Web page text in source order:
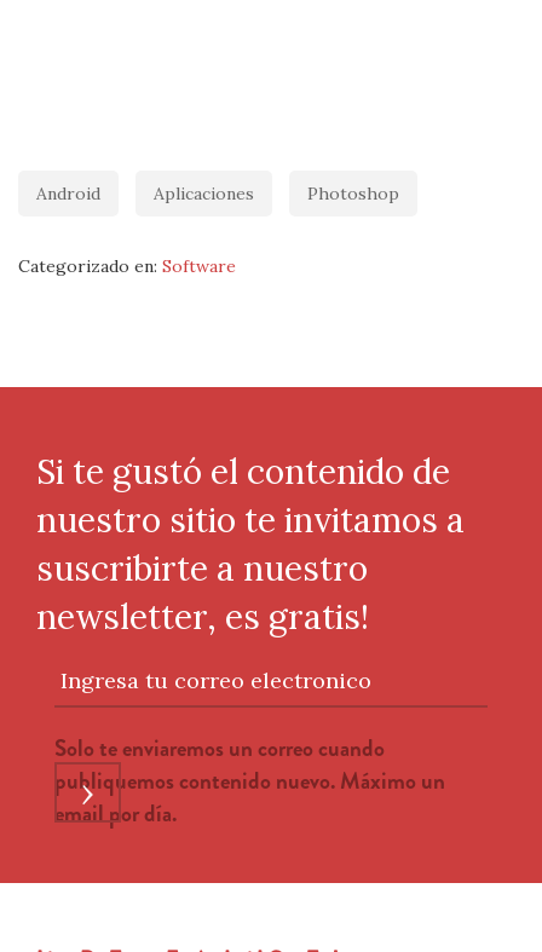
Android Aplicaciones Photoshop
Categorizado en: Software
Si te gustó el contenido de
nuestro sitio te invitamos a
suscribirte a nuestro
newsletter, es gratis!
Ingresa tu correo electronico
Solo te enviaremos un correo cuando
publiquemos contenido nuevo. Máximo un
email por día.
›